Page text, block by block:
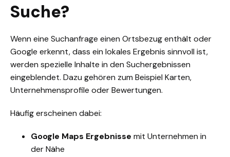
Suche?
Wenn eine Suchanfrage einen Ortsbezug enthält oder
Google erkennt, dass ein lokales Ergebnis sinnvoll ist,
werden spezielle Inhalte in den Suchergebnissen
eingeblendet. Dazu gehören zum Beispiel Karten,
Unternehmensprofile oder Bewertungen.
Häufig erscheinen dabei:
Google Maps Ergebnisse mit Unternehmen in
der Nähe